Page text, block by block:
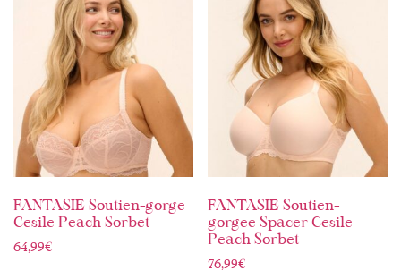
FANTASIE Soutien-gorge
Cesile Peach Sorbet
64,99€
FANTASIE Soutien-
gorgee Spacer Cesile
Peach Sorbet
76,99€